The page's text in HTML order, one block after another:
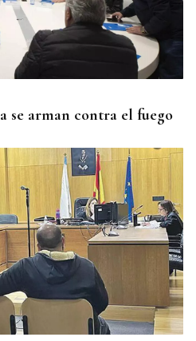
se arman contra el fuego